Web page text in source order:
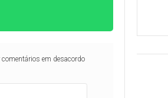
em desacordo